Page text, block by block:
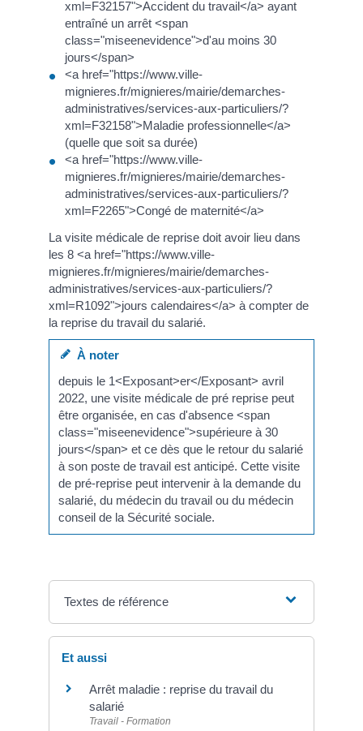
xml=F32157">Accident du travail</a> ayant
entraîné un arrêt <span
class="miseenevidence">d'au moins 30
jours</span>
<a href="https://www.ville-
mignieres.fr/mignieres/mairie/demarches-
administratives/services-aux-particuliers/?
xml=F32158">Maladie professionnelle</a>
(quelle que soit sa durée)
<a href="https://www.ville-
mignieres.fr/mignieres/mairie/demarches-
administratives/services-aux-particuliers/?
xml=F2265">Congé de maternité</a>
La visite médicale de reprise doit avoir lieu dans
les 8 <a href="https://www.ville-
mignieres.fr/mignieres/mairie/demarches-
administratives/services-aux-particuliers/?
xml=R1092">jours calendaires</a> à compter de
la reprise du travail du salarié.
À noter
depuis le 1<Exposant>er</Exposant> avril
2022, une visite médicale de pré reprise peut
être organisée, en cas d'absence <span
class="miseenevidence">supérieure à 30
jours</span> et ce dès que le retour du salarié
à son poste de travail est anticipé. Cette visite
de pré-reprise peut intervenir à la demande du
salarié, du médecin du travail ou du médecin
conseil de la Sécurité sociale.
Textes de référence
Et aussi
Arrêt maladie : reprise du travail du
salarié
Travail - Formation